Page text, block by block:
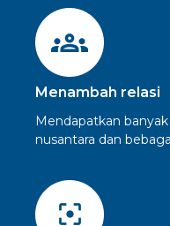
Menambah relasi
Mendapatkan
nusantara dan